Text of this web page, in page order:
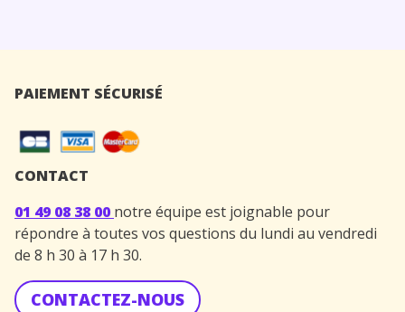
PAIEMENT SÉCURISÉ
CONTACT
01 49 08 38 00 notre équipe est joignable pour
répondre à toutes vos questions du lundi au vendredi
de 8 h 30 à 17 h 30.
CONTACTEZ-NOUS